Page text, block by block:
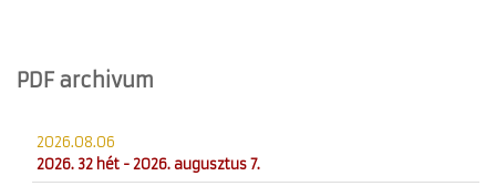
PDF archivum
2026.08.06
2026. 32 hét - 2026. augusztus 7.